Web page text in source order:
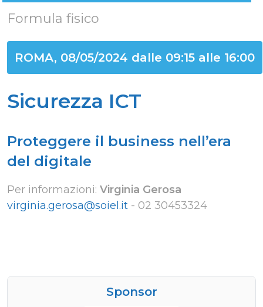
Formula fisico
ROMA, 08/05/2024 dalle 09:15 alle 16:00
Sicurezza ICT
Proteggere il business nell’era
del digitale
Per informazioni: Virginia Gerosa
virginia.gerosa@soiel.it - 02 30453324
Sponsor